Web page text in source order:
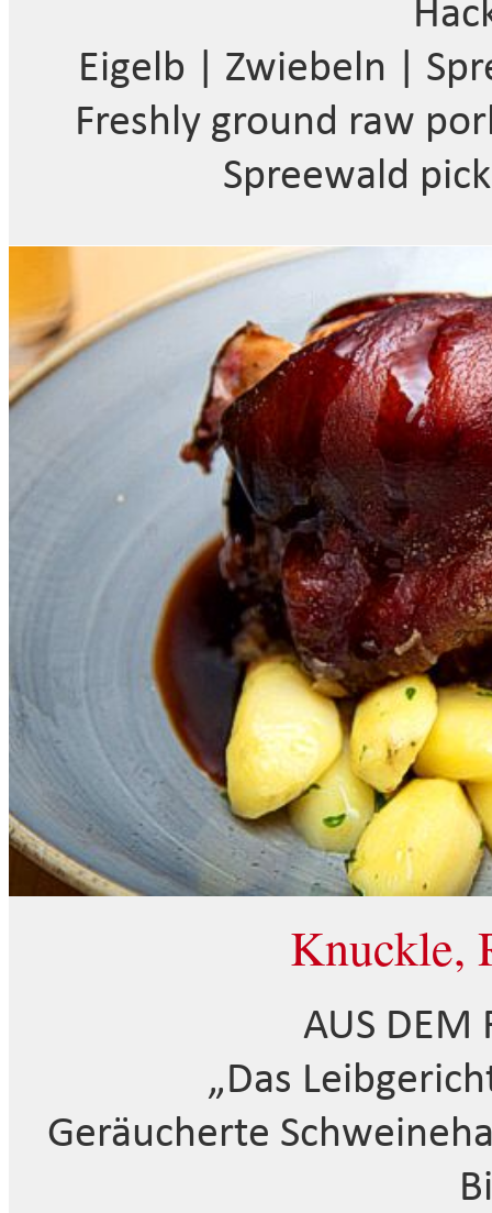
Eigelb | Zwiebeln |
Freshly ground raw
Spreewald
Knuckle,
AUS DEM
„Das
Geräucherte